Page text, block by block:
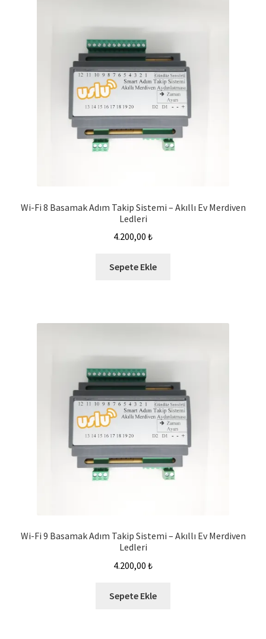
Wi-Fi 8 Basamak Adım Takip Sistemi – Akıllı Ev Merdiven
Ledleri
4.200,00 ₺
Sepete Ekle
Wi-Fi 9 Basamak Adım Takip Sistemi – Akıllı Ev Merdiven
Ledleri
4.200,00 ₺
Sepete Ekle